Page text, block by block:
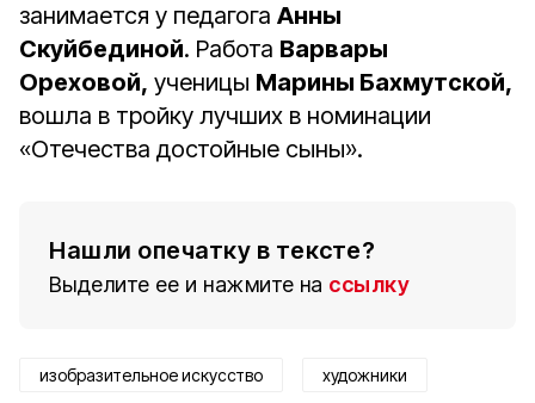
занимается у педагога Анны
Скуйбединой. Работа Варвары
Ореховой, ученицы Марины Бахмутской,
вошла в тройку лучших в номинации
«Отечества достойные сыны».
Нашли опечатку в тексте?
Выделите ее и нажмите на ссылку
изобразительное искусство художники